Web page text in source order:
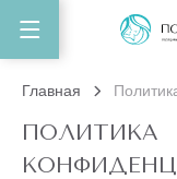
Главная
ПОЛИТИКА